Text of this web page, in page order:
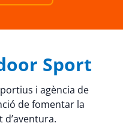
Sport
i agència de
de fomentar la
d’aventura.